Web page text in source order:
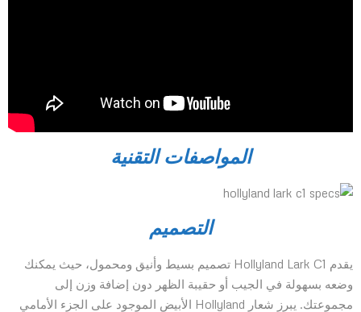
المواصفات التقنية
التصميم
يقدم Hollyland Lark C1 تصميم بسيط وأنيق ومحمول، حيث يمكنك
وضعه بسهولة في الجيب أو حقيبة الظهر دون إضافة وزن إلى
مجموعتك. يبرز شعار Hollyland الأبيض الموجود على الجزء الأمامي